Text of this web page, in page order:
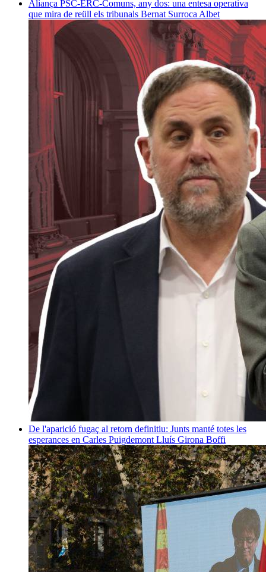
Aliança PSC-ERC-Comuns, any dos: una entesa operativa
que mira de reüll els tribunals Bernat Surroca Albet
De l'aparició fugaç al retorn definitiu: Junts manté totes les
esperances en Carles Puigdemont Lluís Girona Boffi